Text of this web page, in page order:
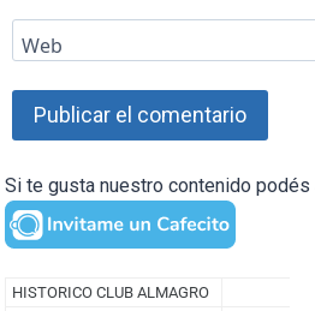
Web
Si te gusta nuestro contenido podés